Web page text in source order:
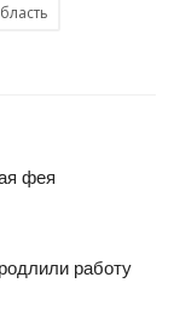
фея
работу